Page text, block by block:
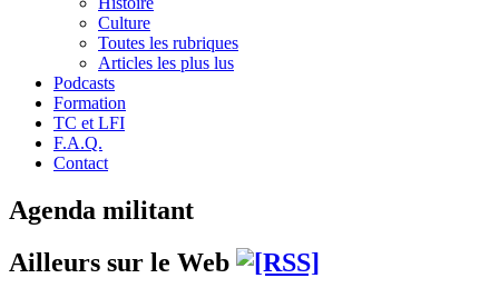
Culture
Toutes les rubriques
Articles les plus lus
Podcasts
Formation
TC et LFI
F.A.Q.
Contact
Agenda militant
Ailleurs sur le Web